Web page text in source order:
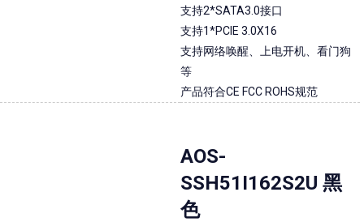
支持2*SATA3.0接口
支持1*PCIE 3.0X16
支持网络唤醒、上电开机、看门狗
等
产品符合CE FCC ROHS规范
AOS-
SSH51I162S2U 黑
色